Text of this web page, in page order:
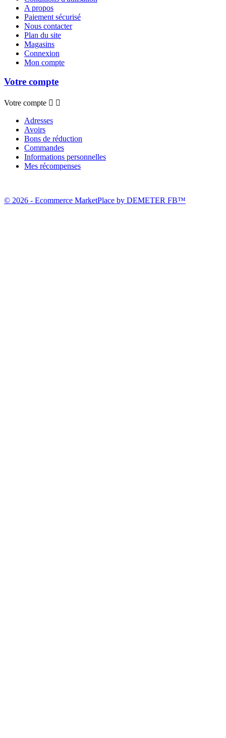
A propos
Paiement sécurisé
Nous contacter
Plan du site
Magasins
Connexion
Mon compte
Votre compte
Votre compte  
Adresses
Avoirs
Bons de réduction
Commandes
Informations personnelles
Mes récompenses
© 2026 - Ecommerce MarketPlace by DEMETER FB™